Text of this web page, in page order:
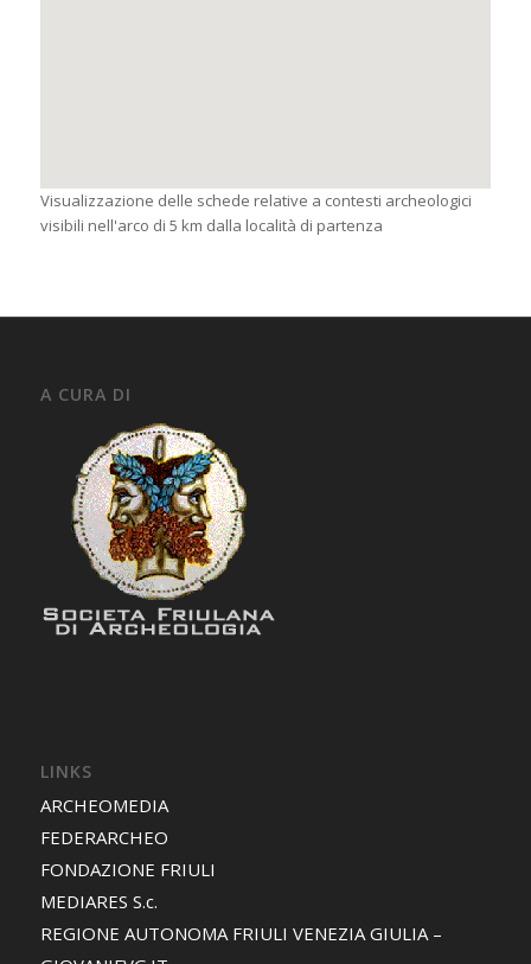
Visualizzazione delle schede relative a contesti archeologici
visibili nell'arco di 5 km dalla località di partenza
A CURA DI
LINKS
ARCHEOMEDIA
FEDERARCHEO
FONDAZIONE FRIULI
MEDIARES S.c.
REGIONE AUTONOMA FRIULI VENEZIA GIULIA –